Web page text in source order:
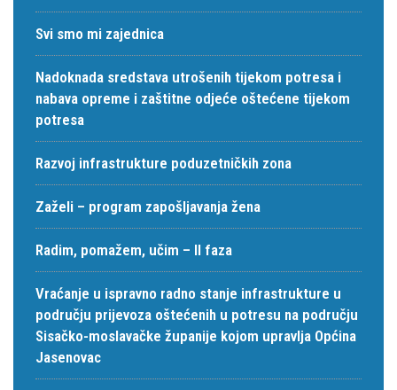
Svi smo mi zajednica
Nadoknada sredstava utrošenih tijekom potresa i
nabava opreme i zaštitne odjeće oštećene tijekom
potresa
Razvoj infrastrukture poduzetničkih zona
Zaželi – program zapošljavanja žena
Radim, pomažem, učim – II faza
Vraćanje u ispravno radno stanje infrastrukture u
području prijevoza oštećenih u potresu na području
Sisačko-moslavačke županije kojom upravlja Općina
Jasenovac